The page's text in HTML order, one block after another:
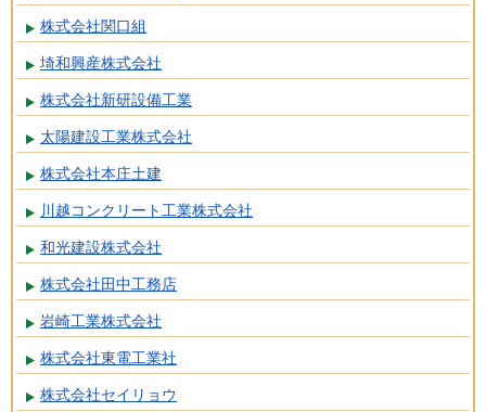
株式会社関口組
埼和興産株式会社
株式会社新研設備工業
太陽建設工業株式会社
株式会社本庄土建
川越コンクリート工業株式会社
和光建設株式会社
株式会社田中工務店
岩崎工業株式会社
株式会社東電工業社
株式会社セイリョウ